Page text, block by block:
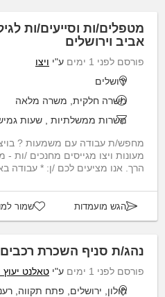
מטפלים/ות וסייעים/ות
אביב וירושלים
פורסם לפני 1 ימים ע"י ויצו
ירושלים
משרה חלקית, משרה מלאה
משרות ממשלתיות
שעות
מחפש/ת עבודה עם משמעות ?
מעונות ויצו מגייסים מחנכים /ות -
הרך. אנו מציעים לכם /ן: * עבודה
הגש מועמדות שמור
נהג/ת סניף השכרת רכבים - שכר
פורסם לפני 1 ימים ע"י טאלנט
חולון, ירושלים, פתח תקווה,